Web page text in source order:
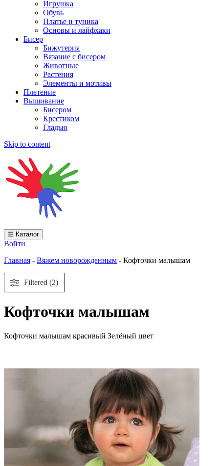
Игрушка
Обувь
Платье и туника
Основы и лайфхаки
Бисер
Бижутерия
Вязание с бисером
Животные
Растения
Элементы и мотивы
Плетение
Вышивание
Бисером
Крестиком
Гладью
Skip to content
☰ Каталог
Войти
Главная - Вяжем новорожденным - Кофточки малышам
Filtered (2)
Кофточки малышам
Кофточки малышам красивый Зелёный цвет